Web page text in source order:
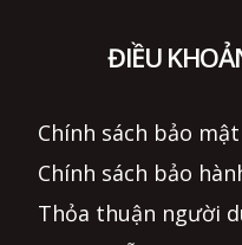
ĐIỀU
Chính sách bảo
Chính sách bảo
Thỏa thuận người